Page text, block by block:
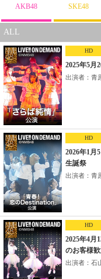
AKB48 SKE48
ALL
HD
2025年5月
出演者：青
HD
2026年1月
生誕祭
出演者：青
HD
2025年4月
のお客様
出演者：石